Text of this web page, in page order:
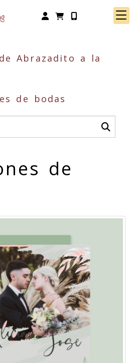
Identifícate
Abrazadito a la
de bodas
de